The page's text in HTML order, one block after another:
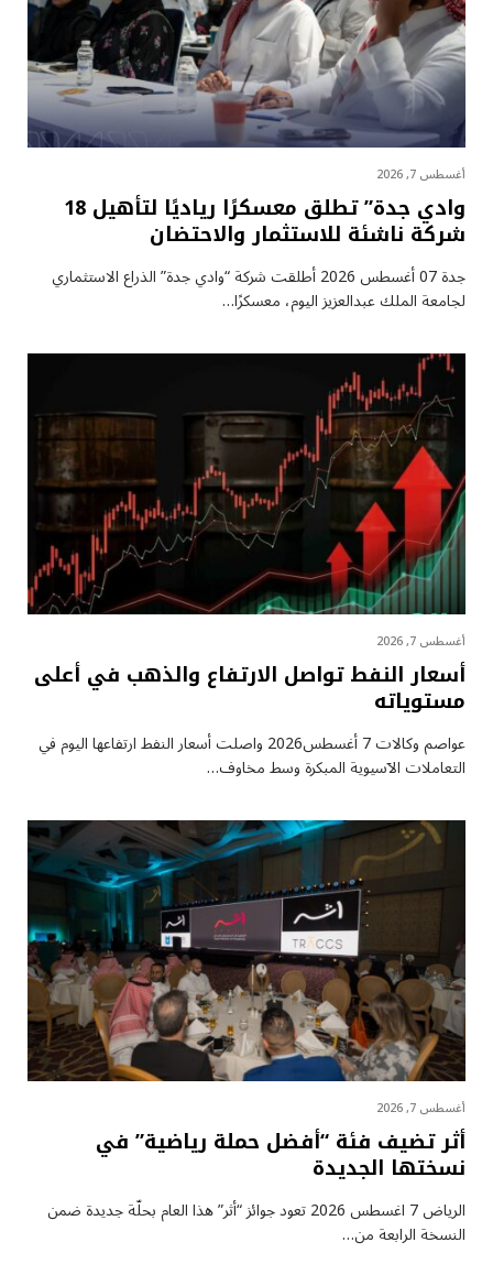
أغسطس 7, 2026
وادي جدة” تطلق معسكرًا رياديًا لتأهيل 18
شركة ناشئة للاستثمار والاحتضان
جدة 07 أغسطس 2026 أطلقت شركة “وادي جدة” الذراع الاستثماري
لجامعة الملك عبدالعزيز اليوم، معسكرًا…
أغسطس 7, 2026
أسعار النفط تواصل الارتفاع والذهب في أعلى
مستوياته
عواصم وكالات 7 أغسطس2026 واصلت أسعار ⁠النفط ارتفاعها اليوم في
التعاملات الآسيوية المبكرة وسط مخاوف…
أغسطس 7, 2026
أثر تضيف فئة “أفضل حملة رياضية” في
نسختها الجديدة
الرياض 7 اغسطس 2026 تعود جوائز “أثر” هذا العام بحلّة جديدة ضمن
النسخة الرابعة من…